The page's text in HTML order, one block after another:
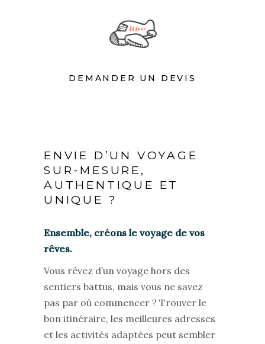
DEMANDER UN DEVIS
ENVIE D’UN VOYAGE
SUR-MESURE,
AUTHENTIQUE ET
UNIQUE ?
Ensemble, créons le voyage de vos
rêves.
Vous rêvez d’un voyage hors des
sentiers battus, mais vous ne savez
pas par où commencer ? Trouver le
bon itinéraire, les meilleures adresses
et les activités adaptées peut sembler